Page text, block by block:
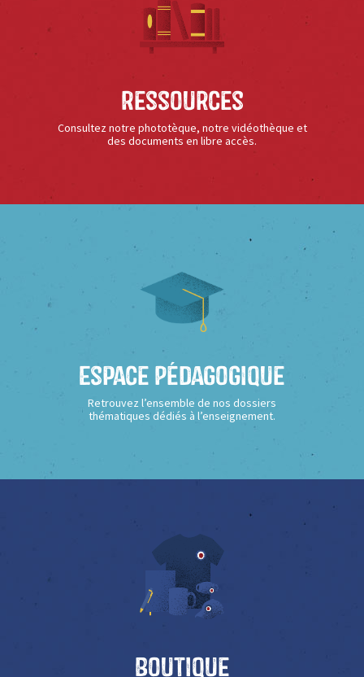
Ressources
Consultez notre phototèque, notre vidéothèque et
des documents en libre accès.
Espace Pédagogique
Retrouvez l’ensemble de nos dossiers
thématiques dédiés à l’enseignement.
Boutique